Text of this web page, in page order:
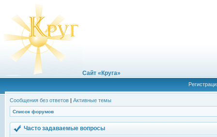
Сайт «Круга»
Сообщения без ответов | Активные темы
Список форумов
Часто задаваемые вопросы